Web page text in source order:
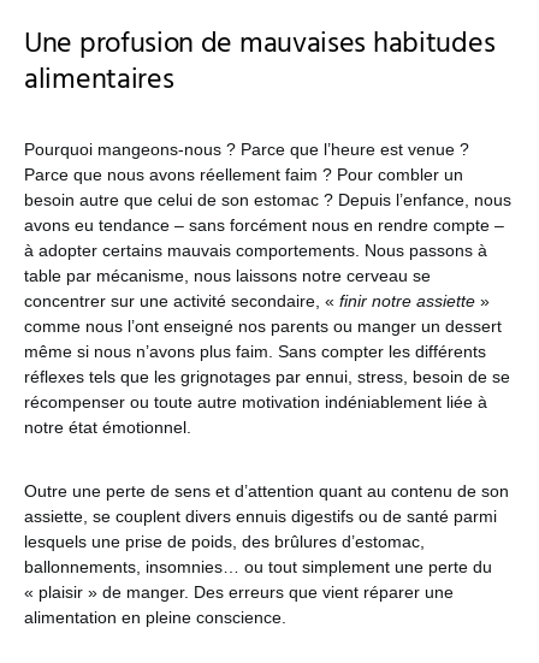
Une profusion de mauvaises habitudes
alimentaires
Pourquoi mangeons-nous ? Parce que l’heure est venue ?
Parce que nous avons réellement faim ? Pour combler un
besoin autre que celui de son estomac ? Depuis l’enfance, nous
avons eu tendance – sans forcément nous en rendre compte –
à adopter certains mauvais comportements. Nous passons à
table par mécanisme, nous laissons notre cerveau se
concentrer sur une activité secondaire, « finir notre assiette »
comme nous l’ont enseigné nos parents ou manger un dessert
même si nous n’avons plus faim. Sans compter les différents
réflexes tels que les grignotages par ennui, stress, besoin de se
récompenser ou toute autre motivation indéniablement liée à
notre état émotionnel.
Outre une perte de sens et d’attention quant au contenu de son
assiette, se couplent divers ennuis digestifs ou de santé parmi
lesquels une prise de poids, des brûlures d’estomac,
ballonnements, insomnies… ou tout simplement une perte du
« plaisir » de manger. Des erreurs que vient réparer une
alimentation en pleine conscience.